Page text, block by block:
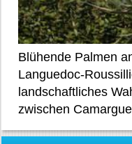
Blühende Palmen
Languedoc-
landschaftliches
zwischen